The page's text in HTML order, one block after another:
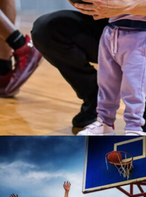
Gustavo Chavarri